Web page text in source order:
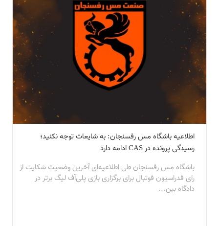
اطلاعیه باشگاه مس رفسنجان: به شایعات توجه نکنید؛
رسیدگی پرونده در CAS ادامه دارد
باشگاه مس رفسنجان طی اطلاعیه‌ای آخرین وضعیت شکایت از
رای فدراسیون فوتبال برای برگزاری بازی پلی‌آف لیگ برتر در
دادگاه بین...